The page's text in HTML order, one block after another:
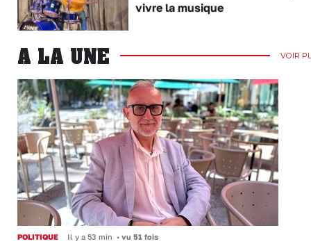
vivre la musique
A LA UNE VOIR
POLITIQUE Il y a 53 min • vu 51 fois